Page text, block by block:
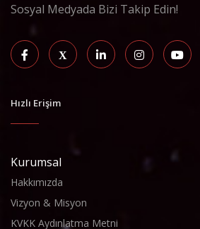
Sosyal Medyada Bizi Takip Edin!
Hızlı Erişim
Kurumsal
Hakkımızda
Vizyon & Misyon
KVKK Aydınlatma Metni